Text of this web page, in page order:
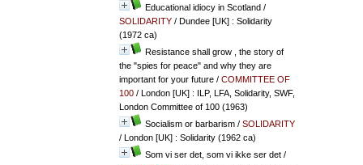
Educational idiocy in Scotland/
SOLIDARITY/ Dundee [UK] : Solidarity
(1972 ca)
Resistance shall grow , the story of
the "spies for peace" and why they are
important for your future/ COMMITTEE OF
100/ London [UK] : ILP, LFA, Solidarity, SWF,
London Committee of 100 (1963)
Socialism or barbarism/ SOLIDARITY
/ London [UK] : Solidarity (1962 ca)
Som vi ser det, som vi ikke ser det/